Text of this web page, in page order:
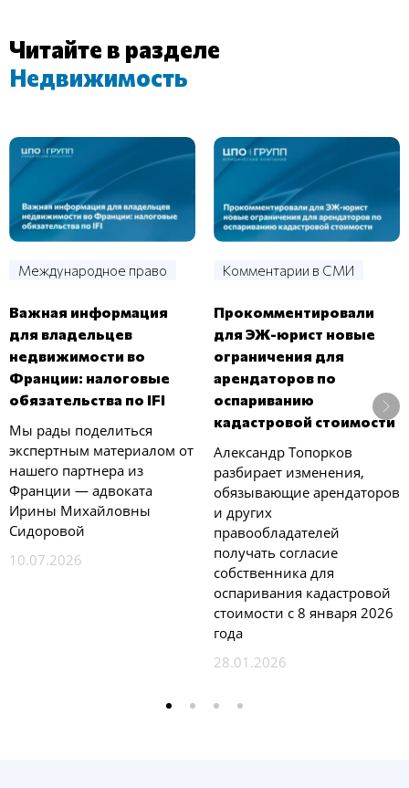
Читайте в разделе
Недвижимость
Международное право
Важная информация
для владельцев
недвижимости во
Франции: налоговые
обязательства по IFI
Мы рады поделиться
экспертным материалом от
нашего партнера из
Франции — адвоката
Ирины Михайловны
Сидоровой
10.07.2026
Комментарии в СМИ
Прокомментировали
для ЭЖ-юрист новые
ограничения для
арендаторов по
оспариванию
кадастровой стоимости
Александр Топорков
разбирает изменения,
обязывающие арендаторов
и других
правообладателей
получать согласие
собственника для
оспаривания кадастровой
стоимости с 8 января 2026
года
28.01.2026